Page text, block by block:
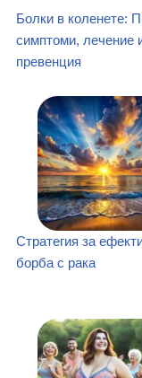
Болки в коленете:
симптоми, лечение
превенция
Стратегия за
борба с рака